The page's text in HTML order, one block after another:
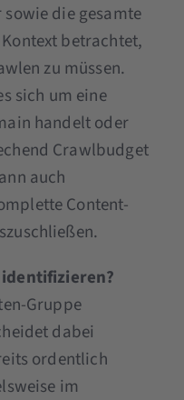
die gesamte
betrachtet,
zu müssen.
sich um eine
handelt oder
Crawlbudget
auch
Content-
Gruppe
dabei
ordentlich
im